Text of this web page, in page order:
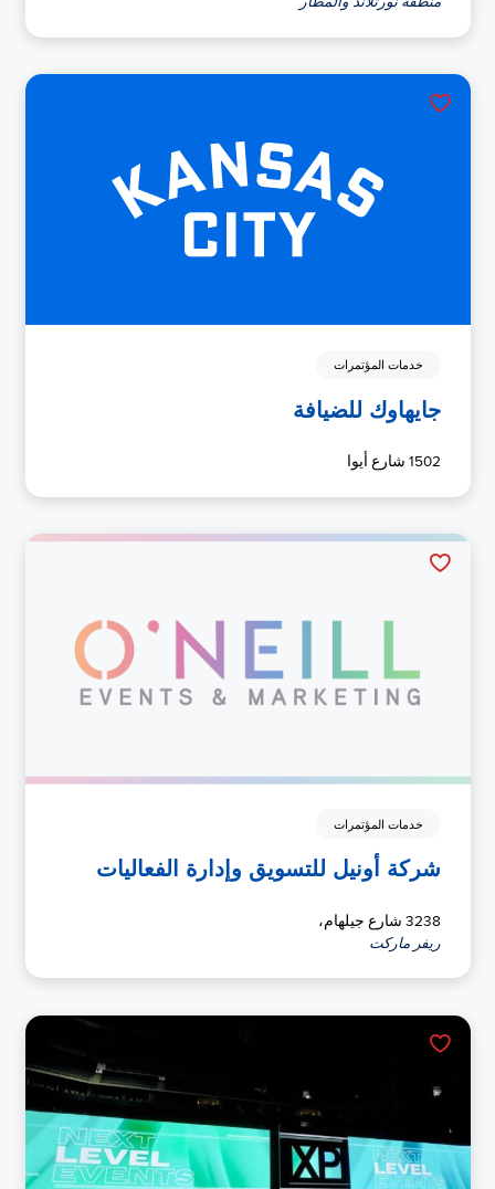
خدمات المؤتمرات
جايهاوك للضيافة
1502 شارع أيوا
خدمات المؤتمرات
شركة أونيل للتسويق وإدارة الفعاليات
3238 شارع جيلهام،
ريفر ماركت